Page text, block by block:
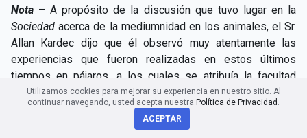
Nota – A propósito de la discusión que tuvo lugar en la
Sociedad acerca de la mediumnidad en los animales, el Sr.
Allan Kardec dijo que él observó muy atentamente las
experiencias que fueron realizadas en estos últimos
tiempos en pájaros, a los cuales se atribuía la facultad
mediúmnica, y agregó que él reconoció ahí –de la manera
más incontestable– los procedimientos de la
prestidigitación, es decir, de cartas marcadas, usadas con
Utilizamos cookies para mejorar su experiencia en nuestro sitio. Al
continuar navegando, usted acepta nuestra Política de Privacidad .
ACEPTAR